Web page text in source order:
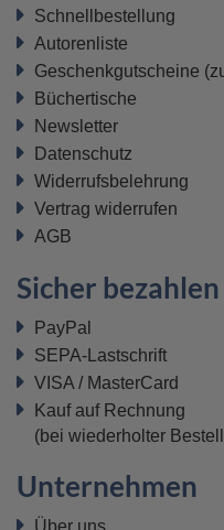
Schnellbestellung
Autorenliste
Geschenkgutscheine
Büchertische
Newsletter
Datenschutz
Widerrufsbelehrung
Vertrag widerrufen
AGB
Sicher bezahlen
PayPal
SEPA-Lastschrift
VISA / MasterCard
Kauf auf Rechnung
(bei wiederholter
Unternehmen
Über uns